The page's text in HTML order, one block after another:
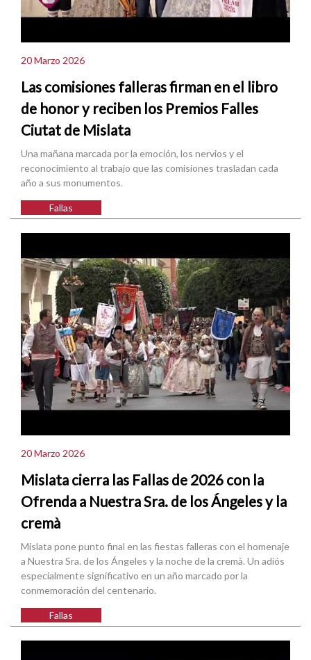
20 Marzo 2026
Las comisiones falleras firman en el libro
de honor y reciben los Premios Falles
Ciutat de Mislata
Una mañana marcada por la emoción, los nervios y el
reconocimiento al trabajo que las comisiones trasladan cada
año a sus monumentos.
Fallas
20 Marzo 2026
Mislata cierra las Fallas de 2026 con la
Ofrenda a Nuestra Sra. de los Ángeles y la
cremà
Mislata pone punto final en las fiestas falleras con el homenaje
a Nuestra Sra. de los Ángeles y la noche de la cremà. Un adiós
especialmente significativo en un año marcado por la
conmemoración del centenario.
Fallas